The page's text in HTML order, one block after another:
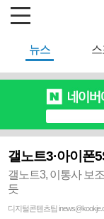
뉴스 스
갤노트3·아이폰
갤노트3, 이통사 보
듯
디지털콘텐츠팀